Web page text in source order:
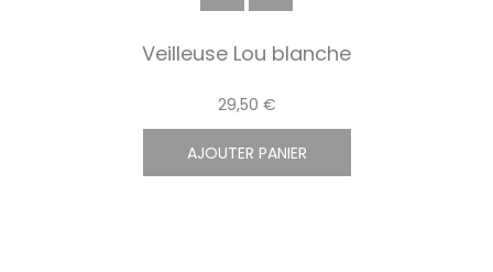
Veilleuse Lou blanche
29,50 €
AJOUTER PANIER